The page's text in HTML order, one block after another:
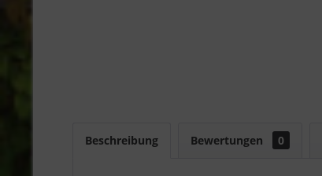
Beschreibung Bewertungen 0